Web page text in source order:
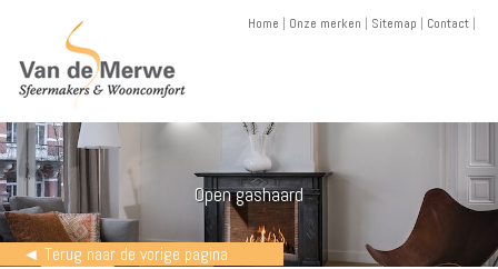
content
Home | Onze merken | Sitemap | Contact |
Open gashaard
◄ Terug naar de vorige pagina